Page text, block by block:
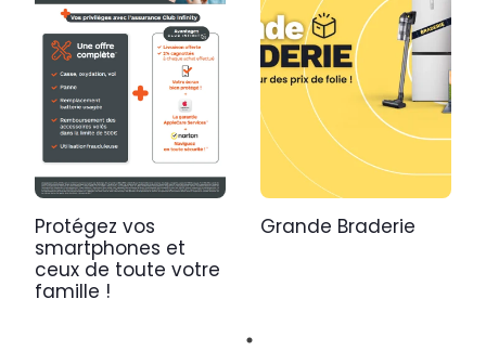
Protégez vos
smartphones et
ceux de toute votre
famille !
Grande Braderie